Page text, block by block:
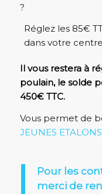
?
Réglez les 85€
dans votre
Il vous restera à
poulain, le solde
450€ TTC.
Vous permet de
JEUNES ETALONS
Pour les
merci de